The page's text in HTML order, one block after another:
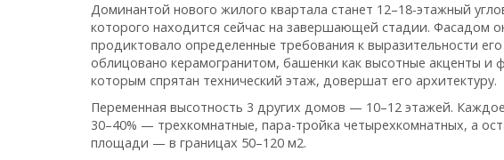
Доминантой нового жилого квартала станет 12–18-этажный
которого находится сейчас на завершающей стадии. Фасадом
продиктовало определенные требования к выразительности
облицовано керамогранитом, башенки как высотные акценты и
которым спрятан технический этаж, довершат его архитектуру.
Переменная высотность 3 других домов — 10–12 этажей.
30–40% — трехкомнатные, пара-тройка четырехкомнатных, а
площади — в границах 50–120 м2.